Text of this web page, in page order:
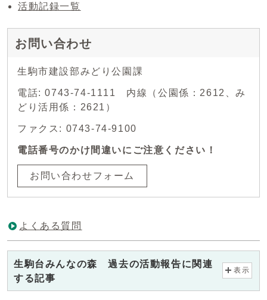
活動記録一覧
お問い合わせ
生駒市建設部みどり公園課
電話: 0743-74-1111 内線（公園係：2612、み
どり活用係：2621）
ファクス: 0743-74-9100
電話番号のかけ間違いにご注意ください！
お問い合わせフォーム
よくある質問
生駒台みんなの森 過去の活動報告に関連
する記事
表示